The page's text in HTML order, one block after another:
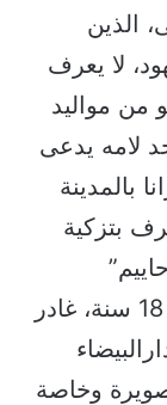
الذين
لا يعرف
من مواليد
في سنة 1948 من جد لامه يدعى
بالمدينة
بتزكية
بالإشراف على هذه المهمة وهو ابن 18 سنة، غادر
وخاصة